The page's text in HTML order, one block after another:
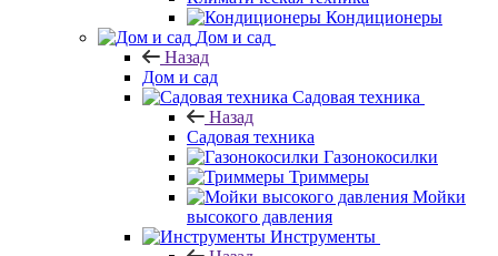
Кондиционеры
Дом и сад
Назад
Дом и сад
Садовая техника
Назад
Садовая техника
Газонокосилки
Триммеры
Мойки
высокого давления
Инструменты